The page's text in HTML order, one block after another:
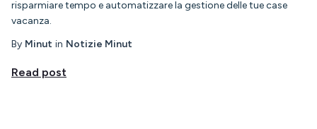
risparmiare tempo e automatizzare la gestione delle tue case
vacanza.
By Minut in Notizie Minut
Read post